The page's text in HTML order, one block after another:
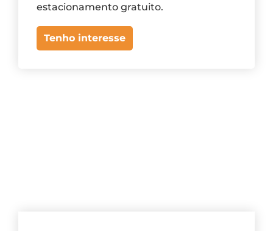
estacionamento gratuito.
Tenho interesse